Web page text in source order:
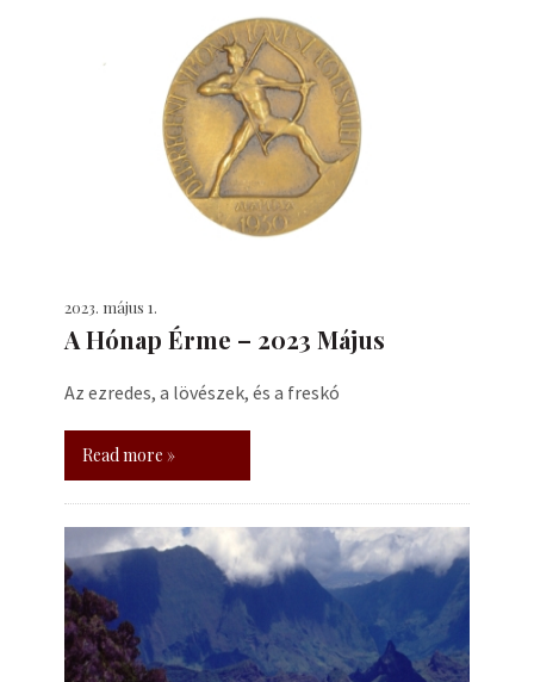
2023. május 1.
A Hónap Érme – 2023 Május
Az ezredes, a lövészek, és a freskó
Read more »